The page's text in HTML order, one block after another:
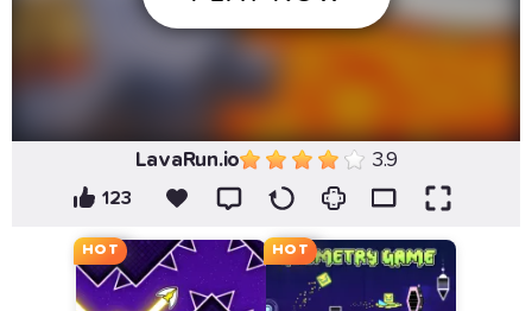
LavaRun.io 3.9
123
HOT HOT